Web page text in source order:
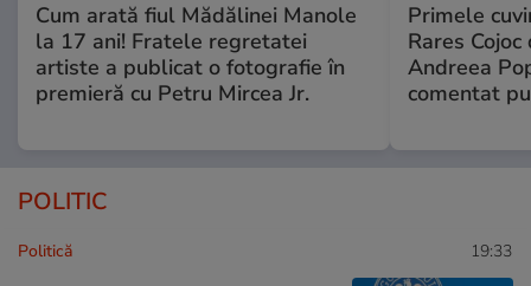
Cum arată fiul Mădălinei Manole
la 17 ani! Fratele regretatei
artiste a publicat o fotografie în
premieră cu Petru Mircea Jr.
Primele
Rares
Andreea
comentat
POLITIC
Politică 19:33